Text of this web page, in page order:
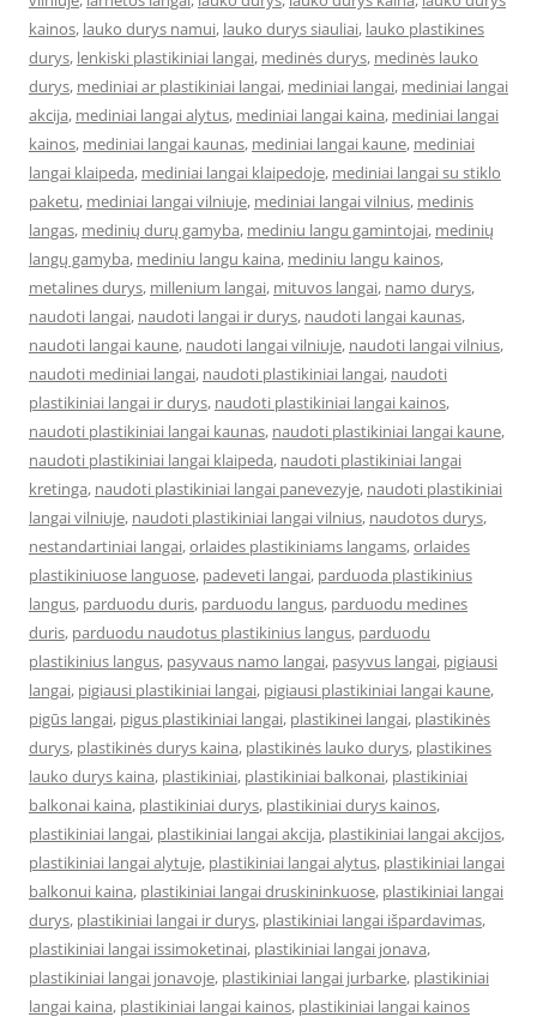
kainos, lauko durys namui, lauko durys siauliai, lauko plastikines
durys, lenkiski plastikiniai langai, medinės durys, medinės lauko
durys, mediniai ar plastikiniai langai, mediniai langai, mediniai langai
akcija, mediniai langai alytus, mediniai langai kaina, mediniai langai
kainos, mediniai langai kaunas, mediniai langai kaune, mediniai
langai klaipeda, mediniai langai klaipedoje, mediniai langai su stiklo
paketu, mediniai langai vilniuje, mediniai langai vilnius, medinis
langas, medinių durų gamyba, mediniu langu gamintojai, medinių
langų gamyba, mediniu langu kaina, mediniu langu kainos,
metalines durys, millenium langai, mituvos langai, namo durys,
naudoti langai, naudoti langai ir durys, naudoti langai kaunas,
naudoti langai kaune, naudoti langai vilniuje, naudoti langai vilnius,
naudoti mediniai langai, naudoti plastikiniai langai, naudoti
plastikiniai langai ir durys, naudoti plastikiniai langai kainos,
naudoti plastikiniai langai kaunas, naudoti plastikiniai langai kaune,
naudoti plastikiniai langai klaipeda, naudoti plastikiniai langai
kretinga, naudoti plastikiniai langai panevezyje, naudoti plastikiniai
langai vilniuje, naudoti plastikiniai langai vilnius, naudotos durys,
nestandartiniai langai,orlaides plastikiniams langams,orlaides
plastikiniuose languose, padeveti langai, parduoda plastikinius
langus, parduodu duris, parduodu langus, parduodu medines
duris, parduodu naudotus plastikinius langus, parduodu
plastikinius langus, pasyvaus namo langai, pasyvus langai, pigiausi
langai, pigiausi plastikiniai langai, pigiausi plastikiniai langai kaune,
pigūs langai, pigus plastikiniai langai, plastikinei langai, plastikinės
durys, plastikinės durys kaina, plastikinės lauko durys, plastikines
lauko durys kaina, plastikiniai, plastikiniai balkonai, plastikiniai
balkonai kaina, plastikiniai durys, plastikiniai durys kainos,
plastikiniai langai, plastikiniai langai akcija, plastikiniai langai akcijos,
plastikiniai langai alytuje, plastikiniai langai alytus, plastikiniai langai
balkonui kaina, plastikiniai langai druskininkuose, plastikiniai langai
durys, plastikiniai langai ir durys, plastikiniai langai išpardavimas,
plastikiniai langai issimoketinai, plastikiniai langai jonava,
plastikiniai langai jonavoje, plastikiniai langai jurbarke, plastikiniai
langai kaina, plastikiniai langai kainos, plastikiniai langai kainos